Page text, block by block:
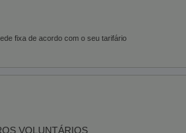
fixa de acordo com o seu tarifário
VOLUNTÁRIOS